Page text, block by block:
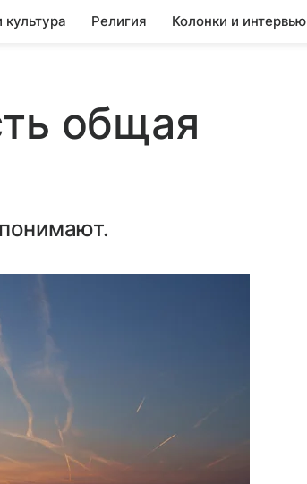
Религия Колонки и интервью
общая